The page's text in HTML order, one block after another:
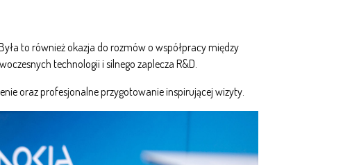
to również okazja do rozmów o współpracy między
technologii i silnego zaplecza R&D.
oraz profesjonalne przygotowanie inspirującej wizyty.